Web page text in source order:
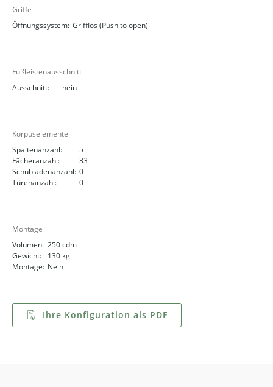
Griffe
Öffnungssystem: Grifflos (Push to open)
Fußleistenausschnitt
Ausschnitt:
nein
Korpuselemente
Spaltenanzahl:
5
Fächeranzahl:
33
Schubladenanzahl: 0
Türenanzahl:
0
Montage
Volumen: 250 cdm
Gewicht:
130 kg
Montage: Nein
Ihre Konfiguration als PDF